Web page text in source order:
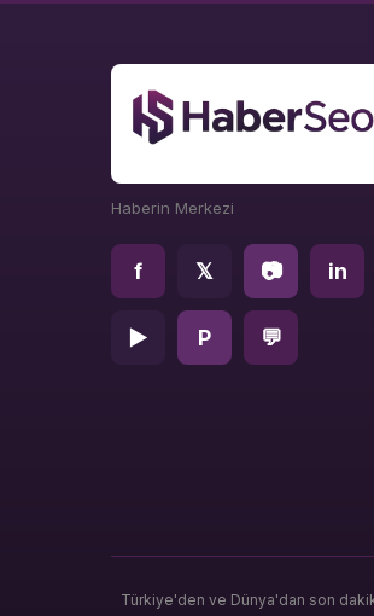
Haberin Merkezi
f 𝕏 📷 in
▶ P 💬
Türkiye'den ve Dünya'dan son